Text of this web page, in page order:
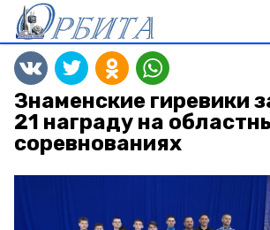
Знаменские гиревики
21 награду на
соревнованиях